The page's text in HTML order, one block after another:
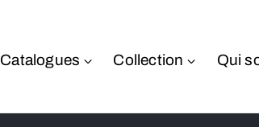
Catalogues Collection Qui